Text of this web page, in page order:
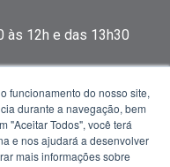
às 12h e das 13h30
funcionamento do nosso site,
durante a navegação, bem
"Aceitar Todos", você terá
e nos ajudará a desenvolver
mais informações sobre